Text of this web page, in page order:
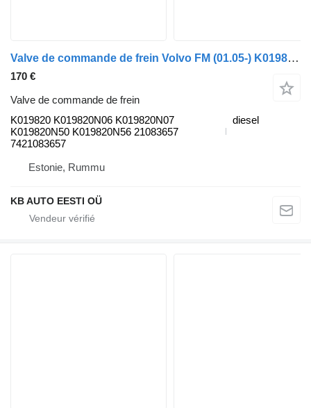
Valve de commande de frein Volvo FM (01.05-) K019820 pour camion Volvo FM7-FM12, FM, FMX (1998-2014)
170 €
Valve de commande de frein
K019820 K019820N06 K019820N07
K019820N50 K019820N56 21083657
7421083657
diesel
Estonie, Rummu
KB AUTO EESTI OÜ